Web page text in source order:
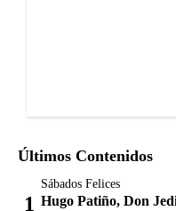
Últimos Contenidos
Sábados Felices
Hugo Patiño, Don